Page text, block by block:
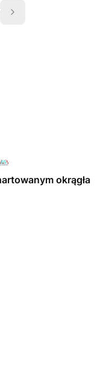
Następne produkty
okrągła